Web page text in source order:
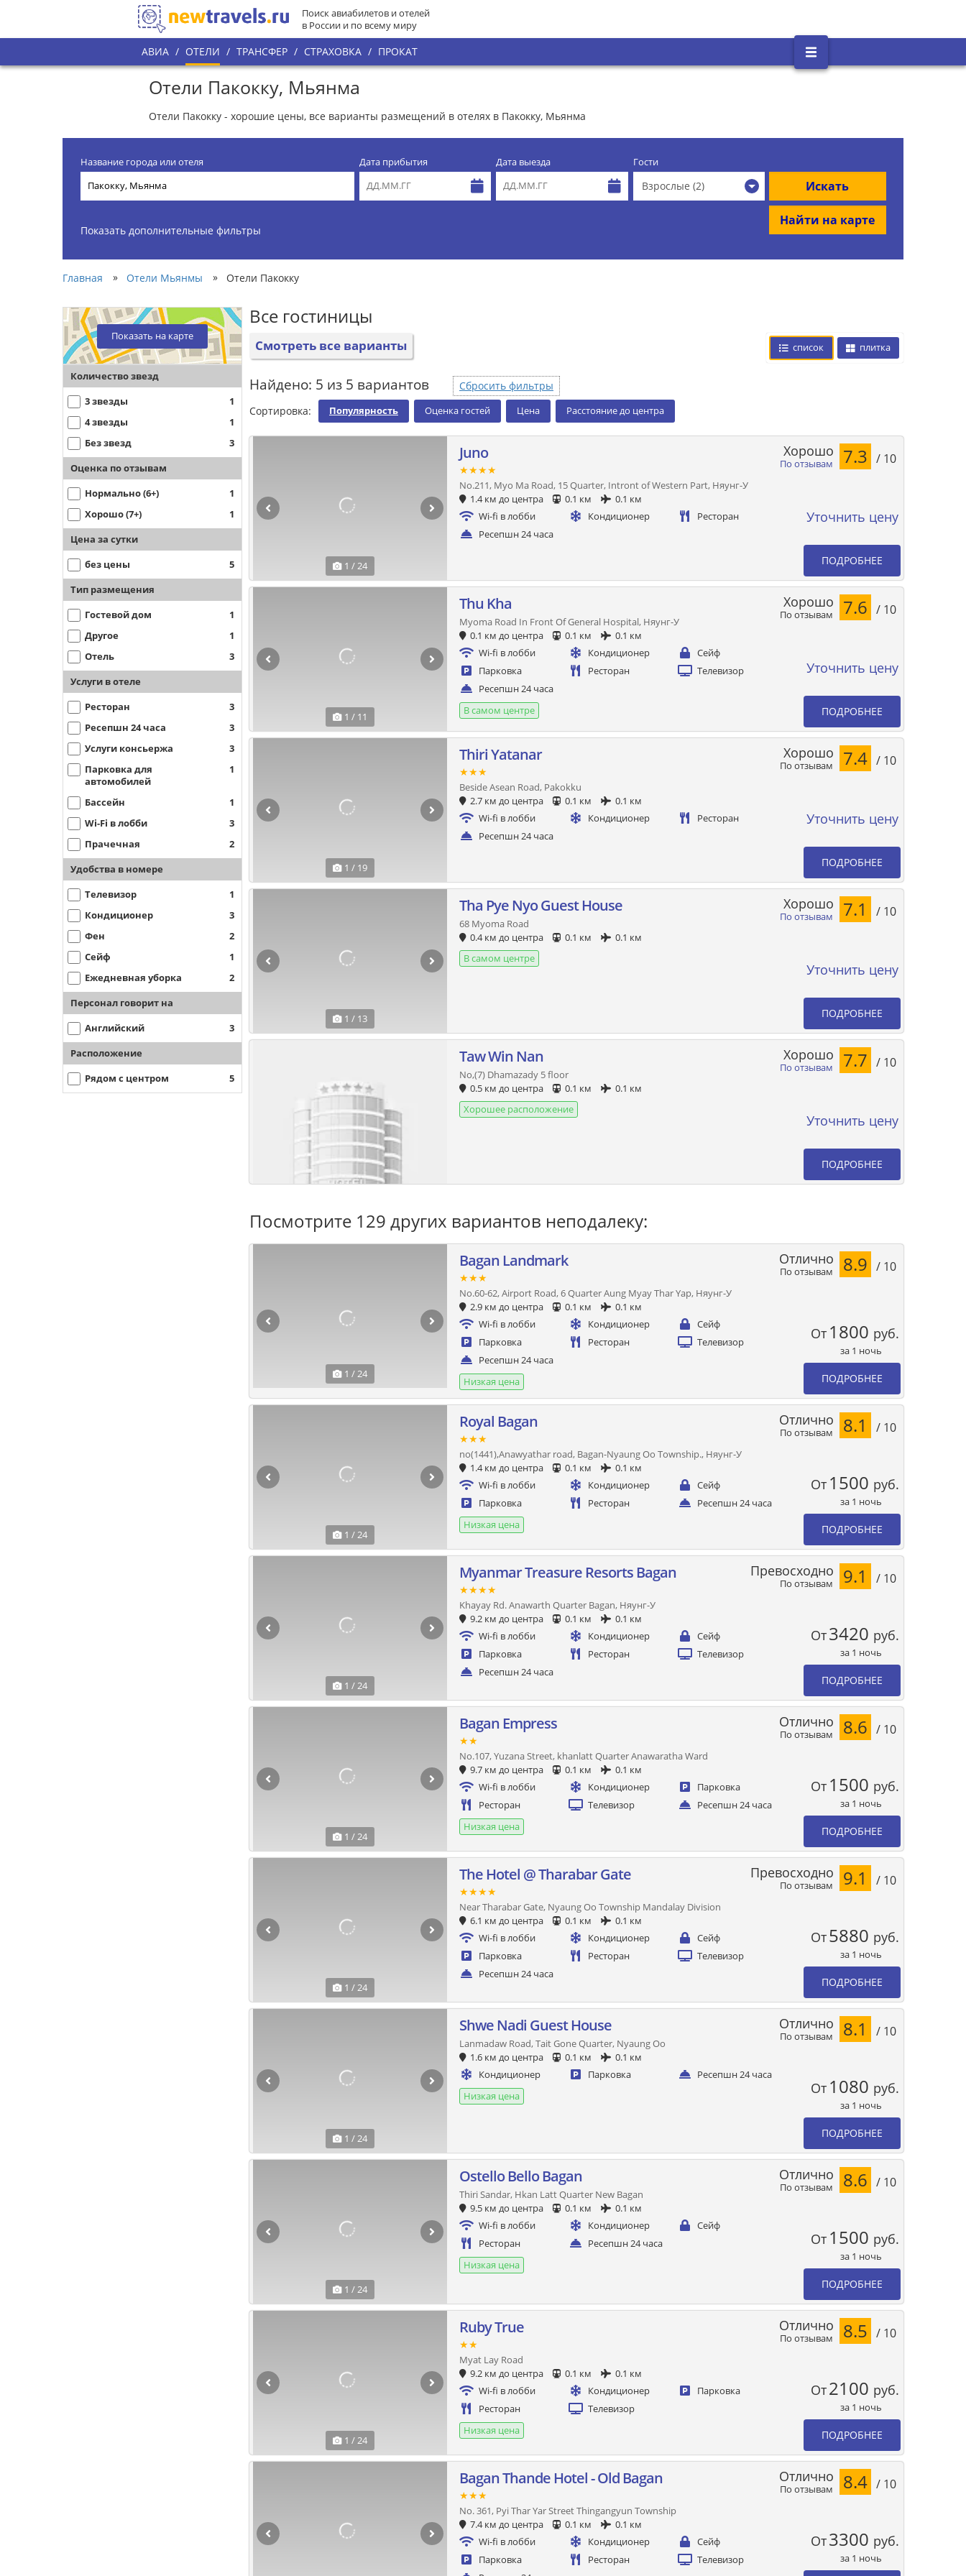
Поиск авиабилетов и отелей
в России и по всему миру
АВИА / ОТЕЛИ / ТРАНСФЕР / СТРАХОВКА / ПРОКАТ
Отели Пакокку, Мьянма
Отели Пакокку - хорошие цены, все варианты размещений в отелях в Пакокку, Мьянма
Название города или отеля Дата прибытия Дата выезда Гости
Взрослые (2) Искать
Найти на карте
Показать дополнительные фильтры
Главная » Отели Мьянмы » Отели Пакокку
Показать на карте
Количество звезд
3 звезды
1
4 звезды
1
Без звезд
3
Оценка по отзывам
Нормально (6+)
1
Хорошо (7+)
1
Цена за сутки
без цены 5
Тип размещения
Гостевой дом
1
Другое
1
Отель
3
Услуги в отеле
Ресторан
3
Ресепшн 24 часа
3
Услуги консьержа
3
Парковка для
автомобилей
1
Бассейн
1
Wi-Fi в лобби
3
Прачечная
2
Удобства в номере
Телевизор
1
Кондиционер
3
Фен
2
Сейф
1
Ежедневная уборка
2
Персонал говорит на
Английский 3
Расположение
Рядом с центром 5
Все гостиницы
Смотреть все варианты список плитка
Найдено: 5 из 5 вариантов
Сбросить фильтры
Сортировка:
Популярность Оценка гостей Цена Расстояние до центра
1 / 24
Juno
★★★★
No.211, Myo Ma Road, 15 Quarter, Intront of Western Part, Няунг-У
1.4 км до центра
0.1 км
0.1 км
Wi-fi в лобби
Кондиционер
Ресторан
Ресепшн 24 часа
По отзывам
Хорошо 7.3 / 10
Уточнить цену
ПОДРОБНЕЕ
1 / 11
Thu Kha
Myoma Road In Front Of General Hospital, Няунг-У
0.1 км до центра
0.1 км
0.1 км
Wi-fi в лобби
Кондиционер
Сейф
Парковка
Ресторан
Телевизор
Ресепшн 24 часа
В самом центре
По отзывам
Хорошо 7.6 / 10
Уточнить цену
ПОДРОБНЕЕ
1 / 19
Thiri Yatanar
★★★
Beside Asean Road, Pakokku
2.7 км до центра
0.1 км
0.1 км
Wi-fi в лобби
Кондиционер
Ресторан
Ресепшн 24 часа
По отзывам
Хорошо 7.4 / 10
Уточнить цену
ПОДРОБНЕЕ
1 / 13
Tha Pye Nyo Guest House
68 Myoma Road
0.4 км до центра
0.1 км
0.1 км
В самом центре
По отзывам
Хорошо 7.1 / 10
Уточнить цену
ПОДРОБНЕЕ
Taw Win Nan
No,(7) Dhamazady 5 floor
0.5 км до центра
0.1 км
0.1 км
Хорошее расположение
По отзывам
Хорошо 7.7 / 10
Уточнить цену
ПОДРОБНЕЕ
Посмотрите 129 других вариантов неподалеку:
1 / 24
Bagan Landmark
★★★
No.60-62, Airport Road, 6 Quarter Aung Myay Thar Yap, Няунг-У
2.9 км до центра
0.1 км
0.1 км
Wi-fi в лобби
Кондиционер
Сейф
Парковка
Ресторан
Телевизор
Ресепшн 24 часа
Низкая цена
По отзывам
Отлично 8.9 / 10
От 1800 руб.
за 1 ночь
ПОДРОБНЕЕ
1 / 24
Royal Bagan
★★★
no(1441),Anawyathar road, Bagan-Nyaung Oo Township., Няунг-У
1.4 км до центра
0.1 км
0.1 км
Wi-fi в лобби
Кондиционер
Сейф
Парковка
Ресторан
Ресепшн 24 часа
Низкая цена
По отзывам
Отлично 8.1 / 10
От 1500 руб.
за 1 ночь
ПОДРОБНЕЕ
1 / 24
Myanmar Treasure Resorts Bagan
★★★★
Khayay Rd. Anawarth Quarter Bagan, Няунг-У
9.2 км до центра
0.1 км
0.1 км
Wi-fi в лобби
Кондиционер
Сейф
Парковка
Ресторан
Телевизор
Ресепшн 24 часа
По отзывам
Превосходно 9.1 / 10
От3420 руб.
за 1 ночь
ПОДРОБНЕЕ
1 / 24
Bagan Empress
★★
No.107, Yuzana Street, khanlatt Quarter Anawaratha Ward
9.7 км до центра
0.1 км
0.1 км
Wi-fi в лобби
Кондиционер
Парковка
Ресторан
Телевизор
Ресепшн 24 часа
Низкая цена
По отзывам
Отлично 8.6 / 10
От 1500 руб.
за 1 ночь
ПОДРОБНЕЕ
1 / 24
The Hotel @ Tharabar Gate
★★★★
Near Tharabar Gate, Nyaung Oo Township Mandalay Division
6.1 км до центра
0.1 км
0.1 км
Wi-fi в лобби
Кондиционер
Сейф
Парковка
Ресторан
Телевизор
Ресепшн 24 часа
По отзывам
Превосходно 9.1 / 10
От5880 руб.
за 1 ночь
ПОДРОБНЕЕ
1 / 24
Shwe Nadi Guest House
Lanmadaw Road, Tait Gone Quarter, Nyaung Oo
1.6 км до центра
0.1 км
0.1 км
Кондиционер
Парковка
Ресепшн 24 часа
Низкая цена
По отзывам
Отлично 8.1 / 10
От 1080 руб.
за 1 ночь
ПОДРОБНЕЕ
1 / 24
Ostello Bello Bagan
Thiri Sandar, Hkan Latt Quarter New Bagan
9.5 км до центра
0.1 км
0.1 км
Wi-fi в лобби
Кондиционер
Сейф
Ресторан
Ресепшн 24 часа
Низкая цена
По отзывам
Отлично 8.6 / 10
От 1500 руб.
за 1 ночь
ПОДРОБНЕЕ
1 / 24
Ruby True
★★
Myat Lay Road
9.2 км до центра
0.1 км
0.1 км
Wi-fi в лобби
Кондиционер
Парковка
Ресторан
Телевизор
Низкая цена
По отзывам
Отлично 8.5 / 10
От2100 руб.
за 1 ночь
ПОДРОБНЕЕ
Bagan Thande Hotel - Old Bagan
★★★
No. 361, Pyi Thar Yar Street Thingangyun Township
7.4 км до центра
0.1 км
0.1 км
Wi-fi в лобби
Кондиционер
Сейф
Парковка
Ресторан
Телевизор
По отзывам
Отлично 8.4 / 10
От3300 руб.
за 1 ночь